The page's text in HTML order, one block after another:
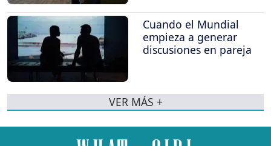
Cuando el Mundial
empieza a generar
discusiones en pareja
VER MÁS +